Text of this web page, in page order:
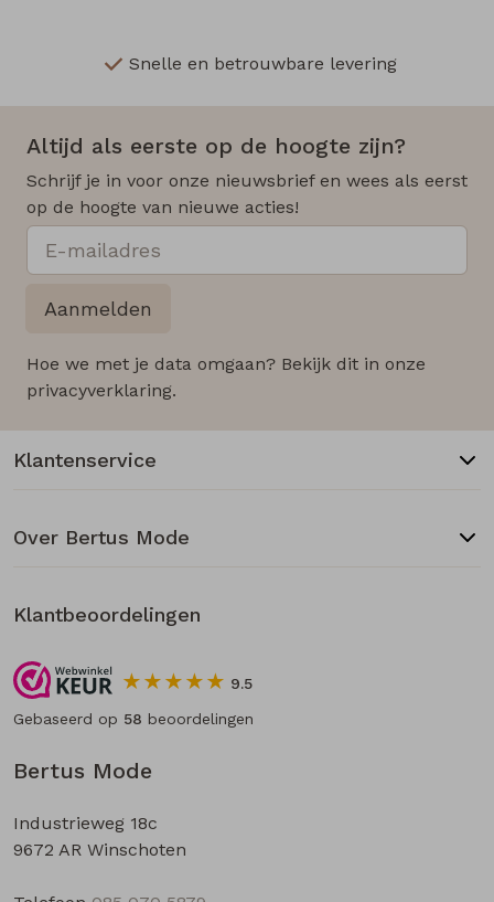
Snelle en betrouwbare levering
Altijd als eerste op de hoogte zijn?
Schrijf je in voor onze nieuwsbrief en wees als eerst
op de hoogte van nieuwe acties!
Aanmelden
Hoe we met je data omgaan? Bekijk dit in onze
privacyverklaring.
Bertus Mode
Industrieweg 18c
9672 AR Winschoten
Klantenservice
Over Bertus Mode
Klantbeoordelingen
9.5
Gebaseerd op 58 beoordelingen